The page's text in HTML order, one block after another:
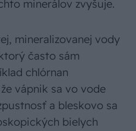
minerálov zvyšuje.
mineralizovanej vody
často sám
chlórnan
vápnik sa vo vode
a bleskovo sa
bielych